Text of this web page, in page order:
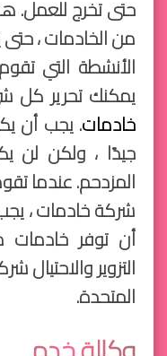
حتى تخرج للعمل.
من الخادمات ،
الأنشطة التي
يمكنك تحرير كل
خادمات. يجب أن
جيدًا ، ولكن لن
المزدحم. عندما
شركة خادمات ،
أن توفر خادمات
التزوير والاحتيال
المتحدة.